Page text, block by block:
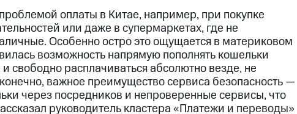
оплаты в Китае, например, при покупке
или даже в супермаркетах, где не
Особенно остро это ощущается в материковом
возможность напрямую пополнять кошельки
свободно расплачиваться абсолютно везде, не
важное преимущество сервиса безопасность —
через посредников и непроверенные сервисы, что
руководитель кластера «Платежи и переводы»